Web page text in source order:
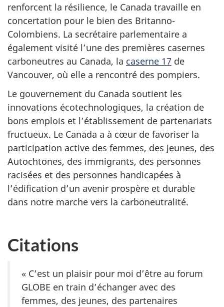
renforcent la résilience, le Canada travaille en
concertation pour le bien des Britanno-
Colombiens. La secrétaire parlementaire a
également visité l’une des premières casernes
carboneutres au Canada, la caserne 17 de
Vancouver, où elle a rencontré des pompiers.
Le gouvernement du Canada soutient les
innovations écotechnologiques, la création de
bons emplois et l’établissement de partenariats
fructueux. Le Canada a à cœur de favoriser la
participation active des femmes, des jeunes, des
Autochtones, des immigrants, des personnes
racisées et des personnes handicapées à
l’édification d’un avenir prospère et durable
dans notre marche vers la carboneutralité.
Citations
« C’est un plaisir pour moi d’être au forum
GLOBE en train d’échanger avec des
femmes, des jeunes, des partenaires